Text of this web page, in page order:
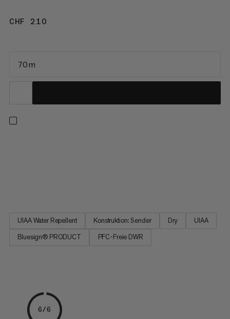
CHF 210
70 m
UIAA Water Repellent Konstruktion: Sender Dry
UIAA
Bluesign® PRODUCT
PFC-Freie DWR
6/6